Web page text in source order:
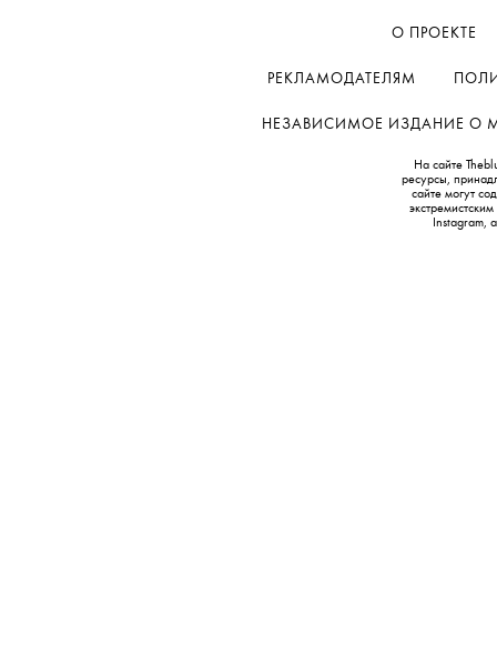
О ПРОЕКТЕ
РЕКЛАМОДАТЕЛЯМ
НЕЗАВИСИМОЕ ИЗДАНИЕ О
На сайте
ресурсы,
сайте могут
Instagram,